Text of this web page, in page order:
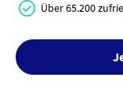
Über 65.200